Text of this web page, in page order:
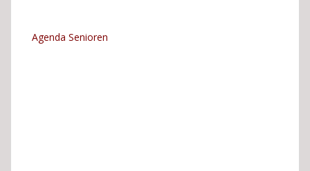
Agenda Senioren